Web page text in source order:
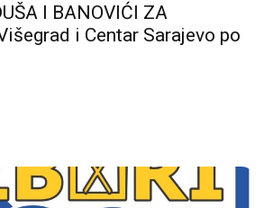
I BANOVIĆI ZA
i Centar Sarajevo po